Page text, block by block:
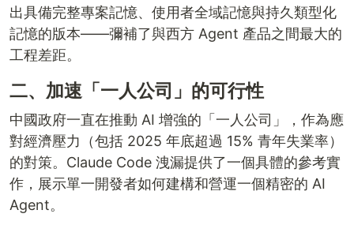
出具備完整專案記憶、使用者全域記憶與持久類型化
記憶的版本——彌補了與西方 Agent 產品之間最大的
工程差距。
二、加速「一人公司」的可行性
中國政府一直在推動 AI 增強的「一人公司」，作為應
對經濟壓力（包括 2025 年底超過 15% 青年失業率）
的對策。Claude Code 洩漏提供了一個具體的參考實
作，展示單一開發者如何建構和營運一個精密的 AI
Agent。